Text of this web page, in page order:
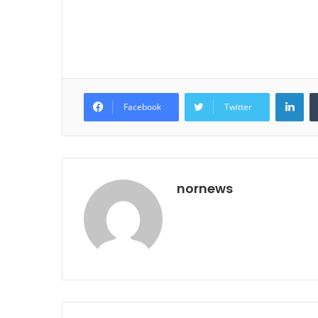
Facebook Twitter
nornews